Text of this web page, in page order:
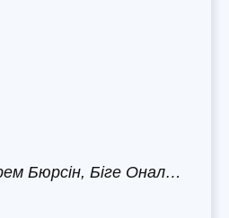
Бюрсін, Біге Онал…